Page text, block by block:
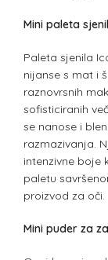
Mini paleta
Paleta sjenila
nijanse s mat i
raznovrsnih
sofisticiranih
se nanose i
razmazivanja.
intenzivne boje
paletu
proizvod za oči.
Mini puder za